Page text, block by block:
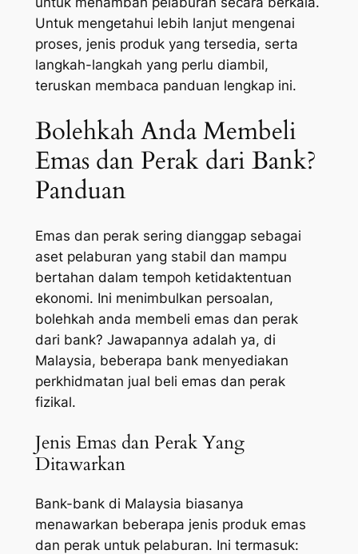
Untuk mengetahui lebih lanjut mengenai
proses, jenis produk yang tersedia, serta
langkah-langkah yang perlu diambil,
teruskan membaca panduan lengkap ini.
Bolehkah Anda Membeli
Emas dan Perak dari Bank?
Panduan
Emas dan perak sering dianggap sebagai
aset pelaburan yang stabil dan mampu
bertahan dalam tempoh ketidaktentuan
ekonomi. Ini menimbulkan persoalan,
bolehkah anda membeli emas dan perak
dari bank? Jawapannya adalah ya, di
Malaysia, beberapa bank menyediakan
perkhidmatan jual beli emas dan perak
fizikal.
Jenis Emas dan Perak Yang
Ditawarkan
Bank-bank di Malaysia biasanya
menawarkan beberapa jenis produk emas
dan perak untuk pelaburan. Ini termasuk: